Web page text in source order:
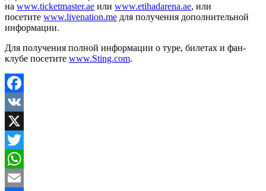
на www.ticketmaster.ae или www.etihadarena.ae, или
посетите www.livenation.me для получения дополнительной
информации.
Для получения полной информации о туре, билетах и фан-
клубе посетите www.Sting.com.
Facebook
VK
X
Twitter
WhatsApp